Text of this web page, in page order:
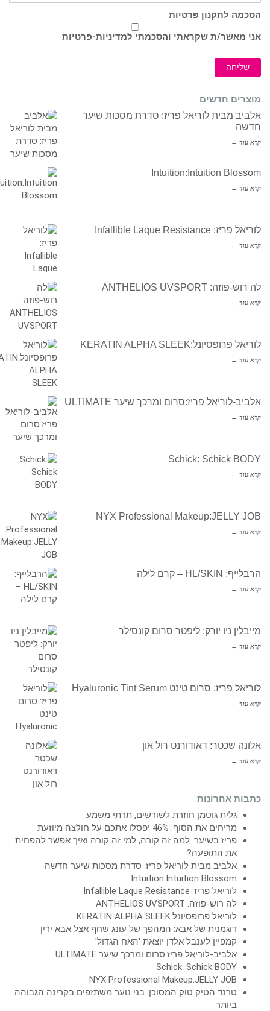
הסכמה לתקנון פרטיות
אני מאשר/ת שקראתי והסכמתי למדיניות-פרטיות
שליחה
מוצרים חדשים
אלביב מבית לוריאל פריז: סדרת מסכות שיער
חדשה
קרא עוד ←
Intuition:Intuition Blossom
קרא עוד ←
לוריאל פריז: Infallible Laque Resistance
קרא עוד ←
לה רוש-פוזה: ANTHELIOS UVSPORT
קרא עוד ←
לוריאל פרופסיונל:KERATIN ALPHA SLEEK
קרא עוד ←
אלביב-לוריאל פריז:סרום ומרכך שיער ULTIMATE
קרא עוד ←
Schick: Schick BODY
קרא עוד ←
NYX Professional Makeup:JELLY JOB
קרא עוד ←
הרבלייף: HL/SKIN – קרם לילה
קרא עוד ←
מייבלין ניו יורק: ליפטר סרום קונסילר
קרא עוד ←
לוריאל פריז: סרום טינט Hyaluronic Tint Serum
קרא עוד ←
אלונה שכטר: דאודורנט רול און
קרא עוד ←
כתבות אחרונות
גלית גוטמן חוזרת לשורשים, תרתי משמע
מריחים את הסוף: 46% יפסלו אתכם על חולצה מיוזעת
פריז בשיער: למה זה קורה, למי זה קורה ואיך אפשר להפחית
את התופעה?
אלביב מבית לוריאל פריז: סדרת מסכות שיער חדשה
Intuition:Intuition Blossom
לוריאל פריז: Infallible Laque Resistance
לה רוש-פוזה: ANTHELIOS UVSPORT
לוריאל פרופסיונל:KERATIN ALPHA SLEEK
דוגמנית של אבא: המהפך של עונג שחף אצל אבא ירין
קמפיין לענבל אלדן יוצאת 'האח הגדול'
אלביב-לוריאל פריז:סרום ומרכך שיער ULTIMATE
Schick: Schick BODY
NYX Professional Makeup:JELLY JOB
טרנד הטיק טוק המסוכן: בני נוער משתזפים בקרינה הגבוהה
ביותר